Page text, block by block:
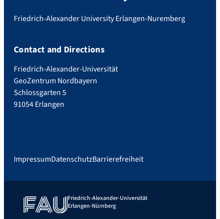
Friedrich-Alexander University Erlangen-Nuremberg
Contact and Directions
Friedrich-Alexander-Universität
GeoZentrum Nordbayern
Schlossgarten 5
91054 Erlangen
ImpressumDatenschutzBarrierefreiheit
Friedrich-Alexander-Universität
Erlangen-Nürnberg